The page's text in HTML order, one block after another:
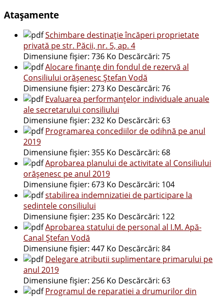
Atașamente
Schimbare destinație încăperi proprietate
privată pe str. Păcii, nr. 5, ap. 4
Dimensiune fișier: 736 Ko Descărcări: 75
Alocare finanțe din fondul de rezervă al
Consiliului orășenesc Ștefan Vodă
Dimensiune fișier: 273 Ko Descărcări: 76
Evaluarea performanțelor individuale anuale
ale secretarului consiliului
Dimensiune fișier: 232 Ko Descărcări: 63
Programarea concediilor de odihnă pe anul
2019
Dimensiune fișier: 355 Ko Descărcări: 68
Aprobarea planului de activitate al Consiliului
orășenesc pe anul 2019
Dimensiune fișier: 673 Ko Descărcări: 104
stabilirea indemnizatiei de participare la
sedintele consiliului
Dimensiune fișier: 235 Ko Descărcări: 122
Aprobarea statului de personal al I.M. Apă-
Canal Ștefan Vodă
Dimensiune fișier: 447 Ko Descărcări: 84
Delegare atributii suplimentare primarului pe
anul 2019
Dimensiune fișier: 256 Ko Descărcări: 63
Programul de reparatiei a drumurilor din